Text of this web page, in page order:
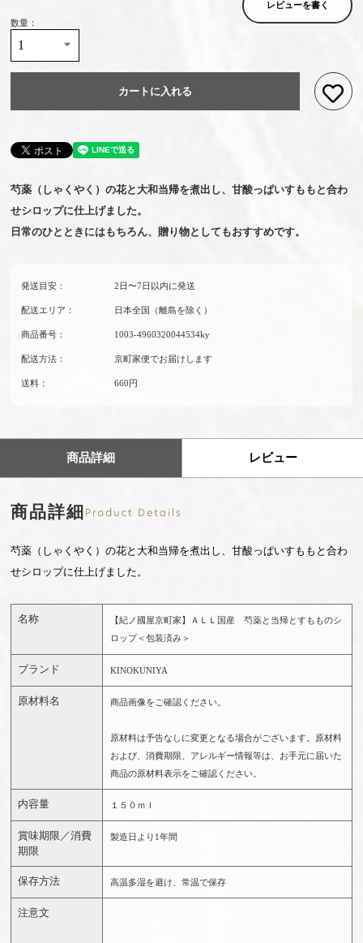
レビューを書く
お
カートに入れる
芍薬（しゃくやく）の花と大和当帰を煮出し、甘酸っぱいすももと合わ
せシロップに仕上げました。
日常のひとときにはもちろん、贈り物としてもおすすめです。
発送目安： 2日〜7日以内に発送
配送エリア： 日本全国（離島を除く）
商品番号： 1003-4960320044534ky
配送方法： 京町家便でお届けします
送料： 660円
商品詳細 レビュー
商品詳細
芍薬（しゃくやく）の花と大和当帰を煮出し、甘酸っぱいすももと合わ
せシロップに仕上げました。
名称
【紀ノ國屋京町家】ＡＬＬ国産 芍薬と当帰とすもものシ
ロップ＜包装済み＞
ブランド KINOKUNIYA
原材料名 商品画像をご確認ください。
原材料は予告なしに変更となる場合がございます。原材料
および、消費期限、アレルギー情報等は、お手元に届いた
商品の原材料表示をご確認ください。
内容量 １５０ｍｌ
賞味期限／消費
期限
製造日より1年間
保存方法 高温多湿を避け、常温で保存
注意文